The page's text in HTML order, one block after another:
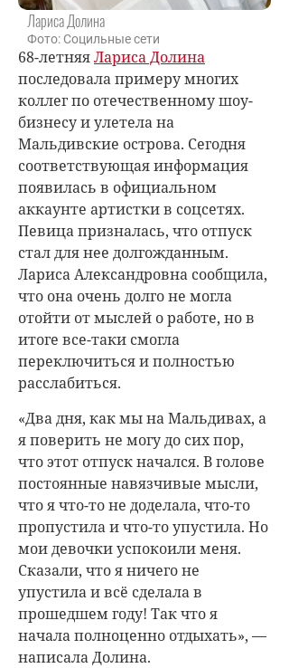
Лариса Долина
Фото: Социльные сети
68-летняяЛариса Долина
последовала примеру многих
коллег по отечественному шоу-
бизнесу и улетела на
Мальдивские острова. Сегодня
соответствующая информация
появилась в официальном
аккаунте артистки в соцсетях.
Певица призналась, что отпуск
стал для нее долгожданным.
Лариса Александровна сообщила,
что она очень долго не могла
отойти от мыслей о работе, но в
итоге все-таки смогла
переключиться и полностью
расслабиться.
«Два дня, как мы на Мальдивах, а
я поверить не могу до сих пор,
что этот отпуск начался. В голове
постоянные навязчивые мысли,
что я что-то не доделала, что-то
пропустила и что-то упустила. Но
мои девочки успокоили меня.
Сказали, что я ничего не
упустила и всё сделала в
прошедшем году! Так что я
начала полноценно отдыхать», —
написала Долина.